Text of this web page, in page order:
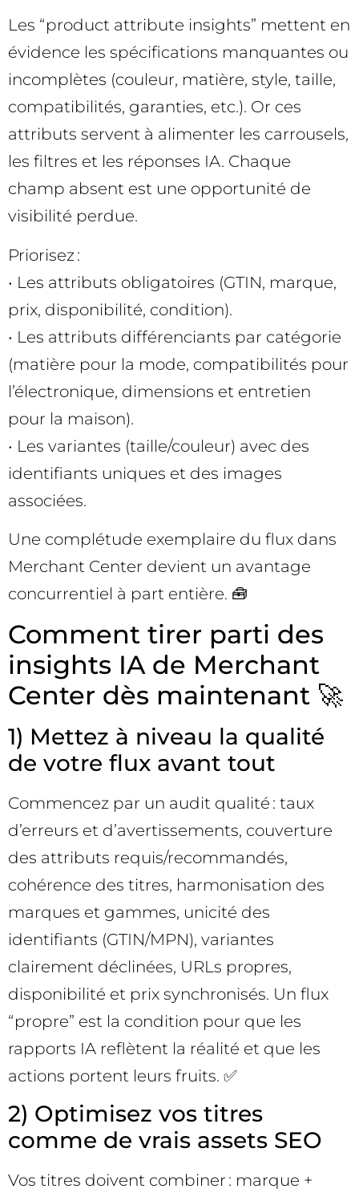
Les “product attribute insights” mettent en
évidence les spécifications manquantes ou
incomplètes (couleur, matière, style, taille,
compatibilités, garanties, etc.). Or ces
attributs servent à alimenter les carrousels,
les filtres et les réponses IA. Chaque
champ absent est une opportunité de
visibilité perdue.
Priorisez :
• Les attributs obligatoires (GTIN, marque,
prix, disponibilité, condition).
• Les attributs différenciants par catégorie
(matière pour la mode, compatibilités pour
l’électronique, dimensions et entretien
pour la maison).
• Les variantes (taille/couleur) avec des
identifiants uniques et des images
associées.
Une complétude exemplaire du flux dans
Merchant Center devient un avantage
concurrentiel à part entière. 🧰
Comment tirer parti des
insights IA de Merchant
Center dès maintenant 🚀
1) Mettez à niveau la qualité
de votre flux avant tout
Commencez par un audit qualité : taux
d’erreurs et d’avertissements, couverture
des attributs requis/recommandés,
cohérence des titres, harmonisation des
marques et gammes, unicité des
identifiants (GTIN/MPN), variantes
clairement déclinées, URLs propres,
disponibilité et prix synchronisés. Un flux
“propre” est la condition pour que les
rapports IA reflètent la réalité et que les
actions portent leurs fruits. ✅
2) Optimisez vos titres
comme de vrais assets SEO
Vos titres doivent combiner : marque +